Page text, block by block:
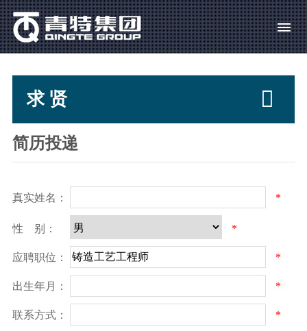
求 贤 
简历投递
真实姓名： *
性 别： *
应聘职位： *
出生年月： *
联系方式： *